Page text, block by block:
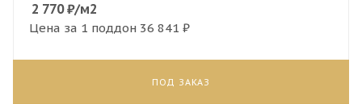
2 770₽/м2
Цена за 1 поддон 36 841 ₽
ПОД ЗАКАЗ